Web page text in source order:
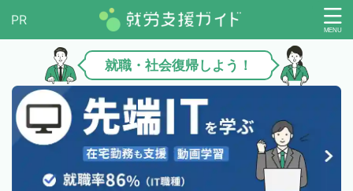
就職・社会復帰しよう！